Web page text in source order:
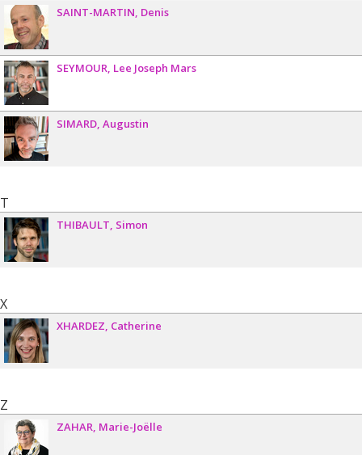
SAINT-MARTIN Denis
SEYMOUR Lee Joseph Mars
SIMARD Augustin
T
THIBAULT Simon
X
XHARDEZ Catherine
Z
ZAHAR Marie-Joëlle